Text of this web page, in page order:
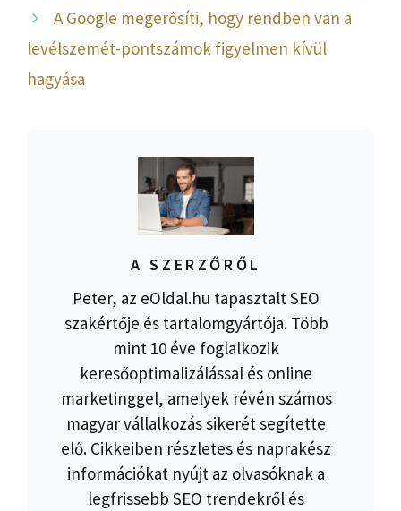
A Google megerősíti, hogy rendben van a
levélszemét-pontszámok figyelmen kívül
hagyása
A SZERZŐRŐL
Peter, az eOldal.hu tapasztalt SEO
szakértője és tartalomgyártója. Több
mint 10 éve foglalkozik
keresőoptimalizálással és online
marketinggel, amelyek révén számos
magyar vállalkozás sikerét segítette
elő. Cikkeiben részletes és naprakész
információkat nyújt az olvasóknak a
legfrissebb SEO trendekről és